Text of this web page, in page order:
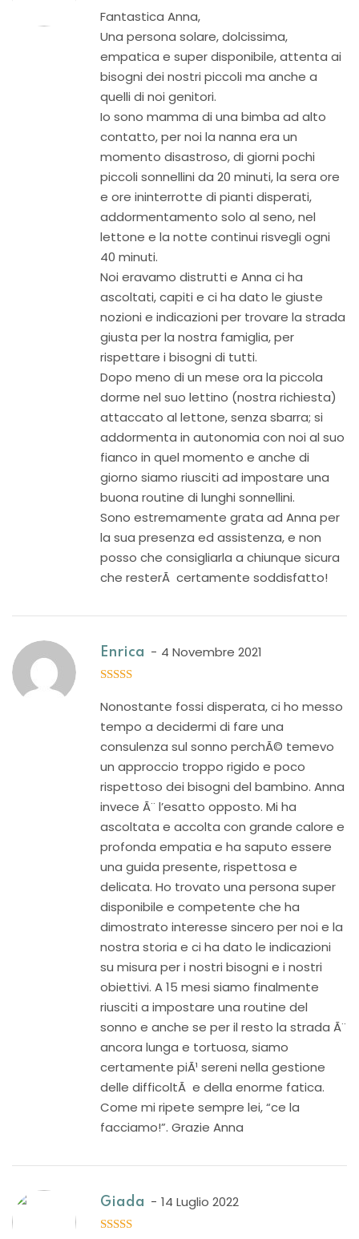
Fantastica Anna,
Una persona solare, dolcissima,
empatica e super disponibile, attenta ai
bisogni dei nostri piccoli ma anche a
quelli di noi genitori.
Io sono mamma di una bimba ad alto
contatto, per noi la nanna era un
momento disastroso, di giorni pochi
piccoli sonnellini da 20 minuti, la sera ore
e ore ininterrotte di pianti disperati,
addormentamento solo al seno, nel
lettone e la notte continui risvegli ogni
40 minuti.
Noi eravamo distrutti e Anna ci ha
ascoltati, capiti e ci ha dato le giuste
nozioni e indicazioni per trovare la strada
giusta per la nostra famiglia, per
rispettare i bisogni di tutti.
Dopo meno di un mese ora la piccola
dorme nel suo lettino (nostra richiesta)
attaccato al lettone, senza sbarra; si
addormenta in autonomia con noi al suo
fianco in quel momento e anche di
giorno siamo riusciti ad impostare una
buona routine di lunghi sonnellini.
Sono estremamente grata ad Anna per
la sua presenza ed assistenza, e non
posso che consigliarla a chiunque sicura
che resterÃ certamente soddisfatto!
Enrica 4 Novembre 2021
Nonostante fossi disperata, ci ho messo
tempo a decidermi di fare una
consulenza sul sonno perchÃ© temevo
un approccio troppo rigido e poco
rispettoso dei bisogni del bambino. Anna
invece Ã¨ l’esatto opposto. Mi ha
ascoltata e accolta con grande calore e
profonda empatia e ha saputo essere
una guida presente, rispettosa e
delicata. Ho trovato una persona super
disponibile e competente che ha
dimostrato interesse sincero per noi e la
nostra storia e ci ha dato le indicazioni
su misura per i nostri bisogni e i nostri
obiettivi. A 15 mesi siamo finalmente
riusciti a impostare una routine del
sonno e anche se per il resto la strada Ã¨
ancora lunga e tortuosa, siamo
certamente piÃ¹ sereni nella gestione
delle difficoltÃ e della enorme fatica.
Come mi ripete sempre lei, “ce la
facciamo!”. Grazie Anna
Giada 14 Luglio 2022